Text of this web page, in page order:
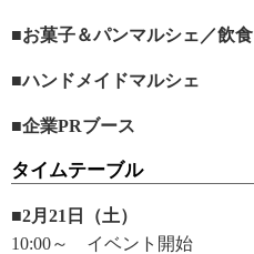
■お菓子＆パンマルシェ／飲食
■ハンドメイドマルシェ
■企業PRブース
タイムテーブル
■2月21日（土）
10:00～ イベント開始